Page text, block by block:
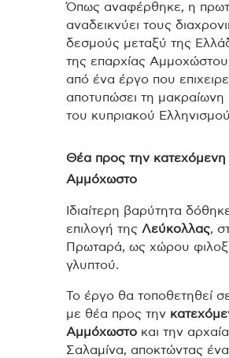
Όπως αναφέρθηκε, η
αναδεικνύει τους
δεσμούς μεταξύ της
της επαρχίας
από ένα έργο που
αποτυπώσει τη μακραίωνη
του κυπριακού
Θέα προς την κατεχόμενη
Αμμόχωστο
Ιδιαίτερη βαρύτητα
επιλογή της Λεύκολλας,
Πρωταρά, ως χώρου
γλυπτού.
Το έργο θα τοποθετηθεί
με θέα προς την
Αμμόχωστο και την αρχαία
Σαλαμίνα, αποκτώντας